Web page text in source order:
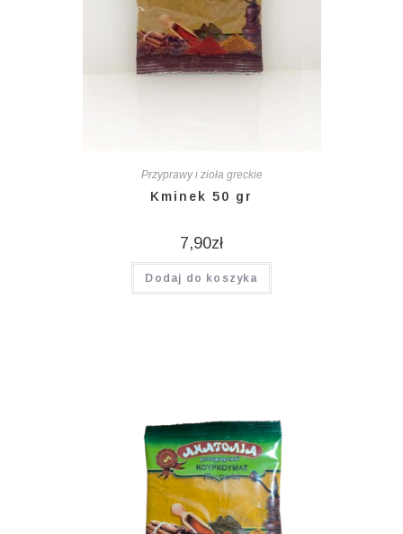
Przyprawy i zioła greckie
Kminek 50 gr
7,90zł
Dodaj do koszyka